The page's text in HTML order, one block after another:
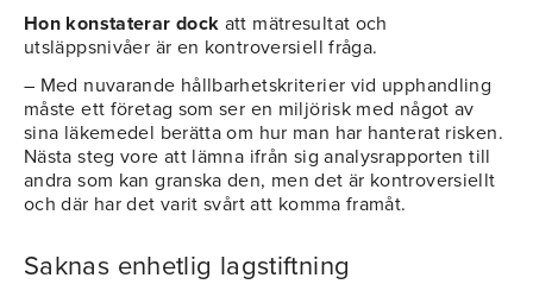
Hon konstaterar dock att mätresultat och
utsläppsnivåer är en kontroversiell fråga.
– Med nuvarande hållbarhetskriterier vid upphandling
måste ett företag som ser en miljörisk med något av
sina läkemedel berätta om hur man har hanterat risken.
Nästa steg vore att lämna ifrån sig analysrapporten till
andra som kan granska den, men det är kontroversiellt
och där har det varit svårt att komma framåt.
Saknas enhetlig lagstiftning